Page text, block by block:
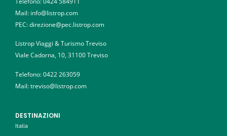
Mail: info@listrop.com
PEC: direzione@pec.listrop.com
Listrop Viaggi & Turismo Treviso
Viale Cadorna, 10, 31100 Treviso
Telefono:0422 263059
Mail: treviso@listrop.com
DESTINAZIONI
Italia